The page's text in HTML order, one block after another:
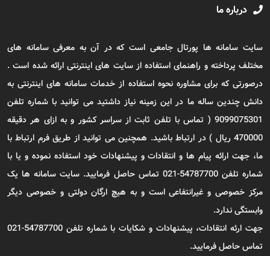
درباره ما
سایت سامانه ها پورتال جامعی است که در آن به معرفی سامانه های
مختلف پرداخته و راهنمای استفاده از سایت های اینترنتی ارائه شده است .
درصورتی که برای مشاوره نحوه استفاده از خدمات سامانه های اینترنتی به
دانش چندین ساله ما در این زمینه نیاز داشتید می توانید با شماره تلفن
9099075301 ( تماس با تلفن ثابت از سراسر کشور و به ازای هر دقیقه
470000 ریال ) در ارتباط باشید. همچنین می توانید از طریق فرم ارتباط با
ما، جهت ارائه پیام ها و انتقادات و پیشنهادات خود استفاده نموده و یا با
شماره تلفن 54787700-021 تماس حاصل فرمایید. سایت سامانه ها یک
مرکز خصوصی و غیرانتفاعی است و به هیچ ارگان دولتی و خصوصی دیگر
وابستگی ندارد.
جهت ارئه انتقادات، پیشنهادات و شکایات با شماره تلفن 54787700-021
تماس حاصل فرمایید.